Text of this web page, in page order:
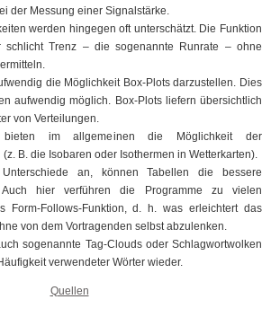
der Messung einer Signalstärke.
werden hingegen oft unterschätzt. Die Funktion
schlicht Trenz – die sogenannte Runrate – ohne
die Möglichkeit Box-Plots darzustellen. Dies
aufwendig möglich. Box-Plots liefern übersichtlich
von Verteilungen.
bieten im allgemeinen die Möglichkeit der
B. die Isobaren oder Isothermen in Wetterkarten).
an, können Tabellen die bessere
Auch hier verführen die Programme zu vielen
Form-Follows-Funktion, d. h. was erleichtert das
von dem Vortragenden selbst abzulenken.
sogenannte Tag-Clouds oder Schlagwortwolken
verwendeter Wörter wieder.
Quellen